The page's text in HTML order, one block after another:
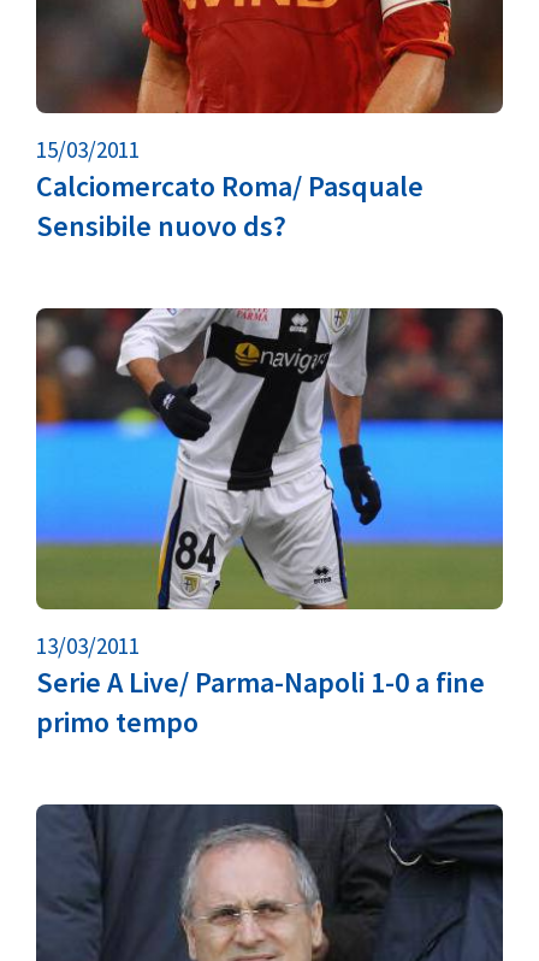
15/03/2011
Calciomercato Roma/ Pasquale
Sensibile nuovo ds?
13/03/2011
Serie A Live/ Parma-Napoli 1-0 a fine
primo tempo